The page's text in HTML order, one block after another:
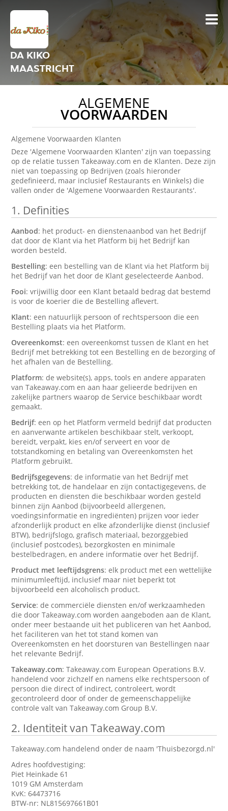
DA KIKO
MAASTRICHT
ALGEMENE
VOORWAARDEN
Algemene Voorwaarden Klanten
Deze 'Algemene Voorwaarden Klanten' zijn van toepassing
op de relatie tussen Takeaway.com en de Klanten. Deze zijn
niet van toepassing op Bedrijven (zoals hieronder
gedefinieerd, maar inclusief Restaurants en Winkels) die
vallen onder de 'Algemene Voorwaarden Restaurants'.
1. Definities
Aanbod: het product- en dienstenaanbod van het Bedrijf
dat door de Klant via het Platform bij het Bedrijf kan
worden besteld.
Bestelling: een bestelling van de Klant via het Platform bij
het Bedrijf van het door de Klant geselecteerde Aanbod.
Fooi: vrijwillig door een Klant betaald bedrag dat bestemd
is voor de koerier die de Bestelling aflevert.
Klant: een natuurlijk persoon of rechtspersoon die een
Bestelling plaats via het Platform.
Overeenkomst: een overeenkomst tussen de Klant en het
Bedrijf met betrekking tot een Bestelling en de bezorging of
het afhalen van de Bestelling.
Platform: de website(s), apps, tools en andere apparaten
van Takeaway.com en aan haar gelieerde bedrijven en
zakelijke partners waarop de Service beschikbaar wordt
gemaakt.
Bedrijf: een op het Platform vermeld bedrijf dat producten
en aanverwante artikelen beschikbaar stelt, verkoopt,
bereidt, verpakt, kies en/of serveert en voor de
totstandkoming en betaling van Overeenkomsten het
Platform gebruikt.
Bedrijfsgegevens: de informatie van het Bedrijf met
betrekking tot, de handelaar en zijn contactigegevens, de
producten en diensten die beschikbaar worden gesteld
binnen zijn Aanbod (bijvoorbeeld allergenen,
voedingsinformatie en ingrediënten) prijzen voor ieder
afzonderlijk product en elke afzonderlijke dienst (inclusief
BTW), bedrijfslogo, grafisch materiaal, bezorggebied
(inclusief postcodes), bezorgkosten en minimale
bestelbedragen, en andere informatie over het Bedrijf.
Product met leeftijdsgrens: elk product met een wettelijke
minimumleeftijd, inclusief maar niet beperkt tot
bijvoorbeeld een alcoholisch product.
Service: de commerciële diensten en/of werkzaamheden
die door Takeaway.com worden aangeboden aan de Klant,
onder meer bestaande uit het publiceren van het Aanbod,
het faciliteren van het tot stand komen van
Overeenkomsten en het doorsturen van Bestellingen naar
het relevante Bedrijf.
Takeaway.com: Takeaway.com European Operations B.V.
handelend voor zichzelf en namens elke rechtspersoon of
persoon die direct of indirect, controleert, wordt
gecontroleerd door of onder de gemeenschappelijke
controle valt van Takeaway.com Group B.V.
2. Identiteit van Takeaway.com
Takeaway.com handelend onder de naam 'Thuisbezorgd.nl'
Adres hoofdvestiging:
Piet Heinkade 61
1019 GM Amsterdam
KvK: 64473716
BTW-nr: NL815697661B01